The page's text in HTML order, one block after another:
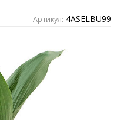
Артикул: 4ASELBU99